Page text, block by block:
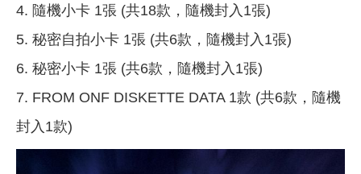
4. 隨機小卡 1張 (共18款，隨機封入1張)
5. 秘密自拍小卡 1張 (共6款，隨機封入1張)
6. 秘密小卡 1張 (共6款，隨機封入1張)
7. FROM ONF DISKETTE DATA 1款 (共6款，隨機
封入1款)